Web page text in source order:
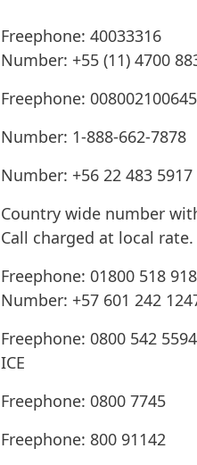
Freephone: 40033316
Number: +55 (11) 4700
Freephone: 008002100645
Number: 1-888-662-7878
Number: +56 22 483
Country wide number
Call charged at local rate.
Freephone: 01800 518
Number: +57 601 242
Freephone: 0800 542
ICE
Freephone: 0800 7745
Freephone: 800 91142